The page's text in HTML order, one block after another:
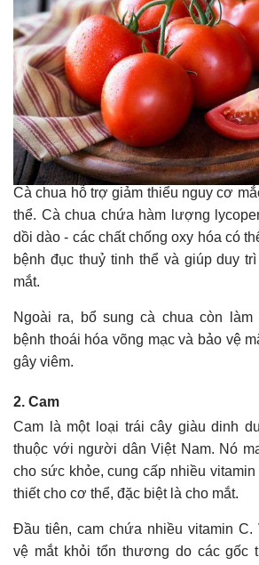
Cà chua hỗ trợ giảm thiểu nguy cơ
thể. Cà chua chứa hàm lượng
dồi dào - các chất chống oxy hóa có
bệnh đục thuỷ tinh thể và giúp duy
mắt.
Ngoài ra, bổ sung cà chua còn
bệnh thoái hóa võng mạc và bảo vệ
gây viêm.
2. Cam
Cam là một loại trái cây giàu dinh
thuộc với người dân Việt Nam. Nó
cho sức khỏe, cung cấp nhiều
thiết cho cơ thể, đặc biệt là cho mắt.
Đầu tiên, cam chứa nhiều vitamin C.
vệ mắt khỏi tổn thương do các gốc